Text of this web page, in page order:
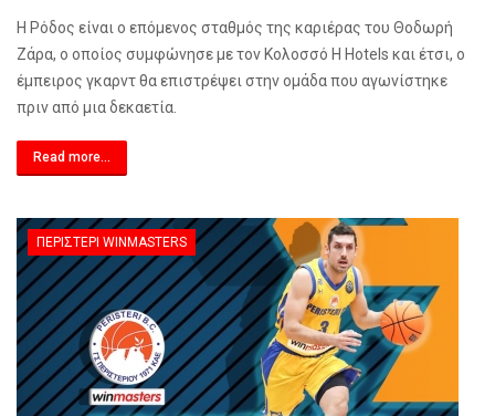
Η Ρόδος είναι ο επόμενος σταθμός της καριέρας του Θοδωρή
Ζάρα, ο οποίος συμφώνησε με τον Κολοσσό H Hotels και έτσι, ο
έμπειρος γκαρντ θα επιστρέψει στην ομάδα που αγωνίστηκε
πριν από μια δεκαετία.
Read more...
ΠΕΡΙΣΤΈΡΙ WINMASTERS